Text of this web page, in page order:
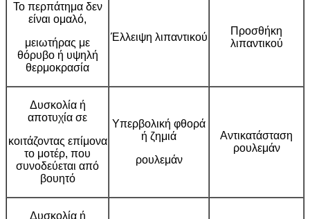
Το περπάτημα δεν
είναι ομαλό,
μειωτήρας με
θόρυβο ή υψηλή
θερμοκρασία
Έλλειψη λιπαντικού
Προσθήκη
λιπαντικού
Δυσκολία ή
αποτυχία σε
κοιτάζοντας επίμονα
το μοτέρ, που
συνοδεύεται από
βουητό
Υπερβολική φθορά
ή ζημιά
ρουλεμάν
Αντικατάσταση
ρουλεμάν
Δυσκολία ή